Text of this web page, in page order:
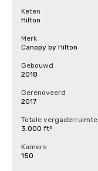
Keten
Hilton
Merk
Canopy by Hilton
Gebouwd
2018
Gerenoveerd
2017
Totale vergaderruimte
3.000 ft²
Kamers
150